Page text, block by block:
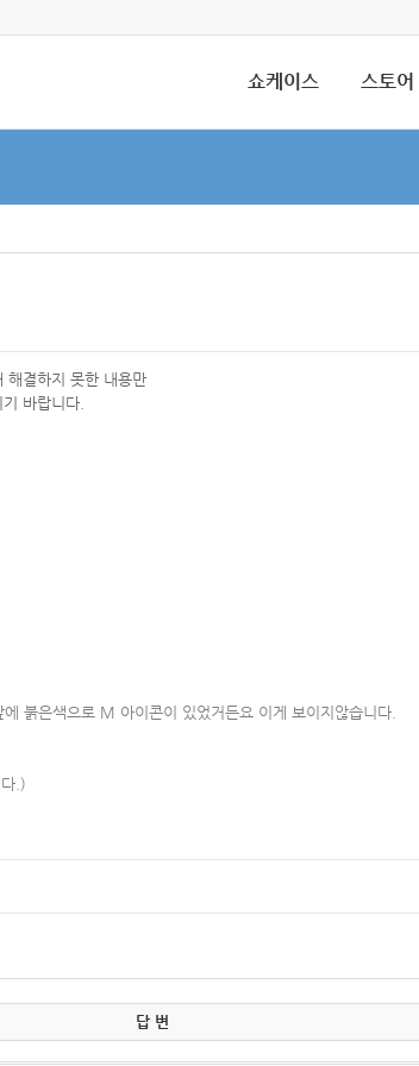
쇼케이스 스토어
해결하지 못한 내용만
바랍니다.
붉은색으로 M 아이콘이 있었거든요 이게 보이지않습니다.
.)
답 변